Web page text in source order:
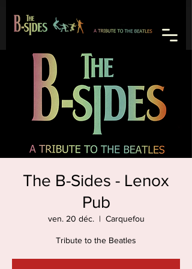
The B-Sides - Lenox
Pub
ven. 20 déc.
  |
Carquefou
Tribute to the Beatles